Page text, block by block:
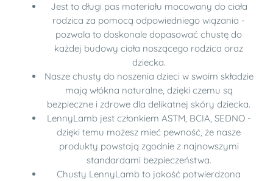
Jest to długi pas materiału mocowany do ciała
rodzica za pomocą odpowiedniego wiązania -
pozwala to doskonale dopasować chustę do
każdej budowy ciała noszącego rodzica oraz
dziecka.
Nasze chusty do noszenia dzieci w swoim składzie
mają włókna naturalne, dzięki czemu są
bezpieczne i zdrowe dla delikatnej skóry dziecka.
LennyLamb jest członkiem ASTM, BCIA, SEDNO -
dzięki temu możesz mieć pewność, że nasze
produkty powstają zgodnie z najnowszymi
standardami bezpieczeństwa.
Chusty LennyLamb to jakość potwierdzona